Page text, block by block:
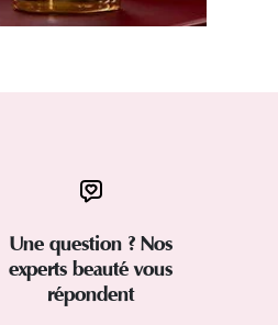
Une question ? Nos
experts beauté vous
répondent